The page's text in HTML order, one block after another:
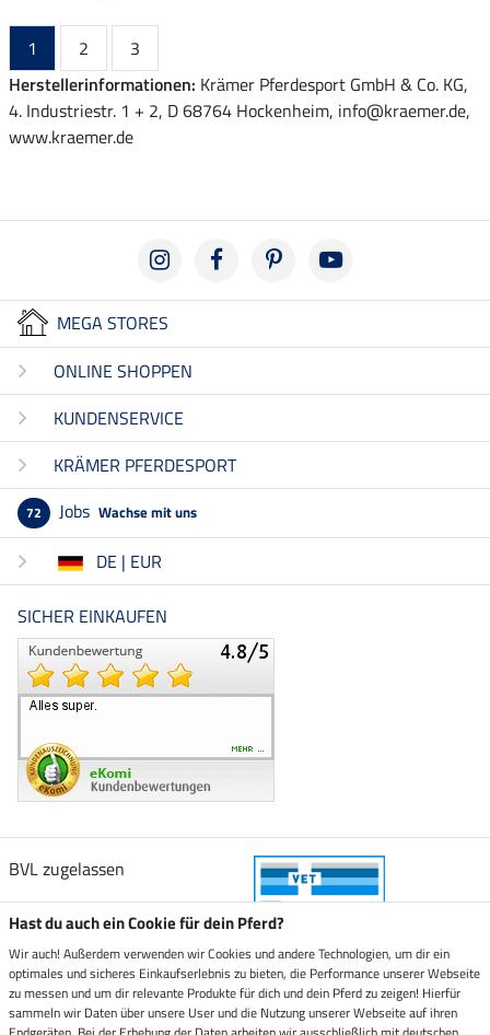
1 2
3
Herstellerinformationen: Krämer Pferdesport GmbH & Co. KG,
4. Industriestr. 1 + 2, D 68764 Hockenheim, info@kraemer.de,
www.kraemer.de
MEGA STORES
ONLINE SHOPPEN
KUNDENSERVICE
KRÄMER PFERDESPORT
72 Jobs Wachse mit uns
DE | EUR
SICHER EINKAUFEN
BVL zugelassen
Zustellung durch
Hast du auch ein Cookie für dein Pferd?
Wir auch! Außerdem verwenden wir Cookies und andere Technologien, um dir ein
optimales und sicheres Einkaufserlebnis zu bieten, die Performance unserer Webseite
zu messen und um dir relevante Produkte für dich und dein Pferd zu zeigen! Hierfür
sammeln wir Daten über unsere User und die Nutzung unserer Webseite auf ihren